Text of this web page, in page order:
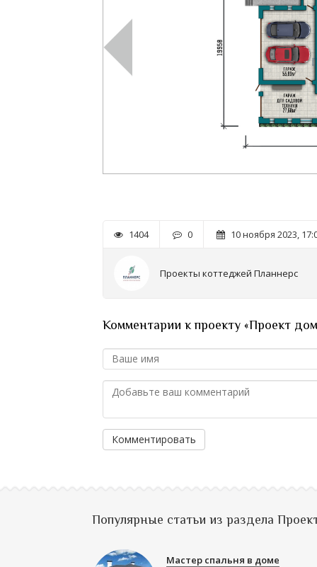
1404 0 10 ноября 2023,
Проекты коттеджей Планнерс
Комментарии к проекту «Проект
Комментировать
Популярные статьи из раздела
Мастер спальня в доме